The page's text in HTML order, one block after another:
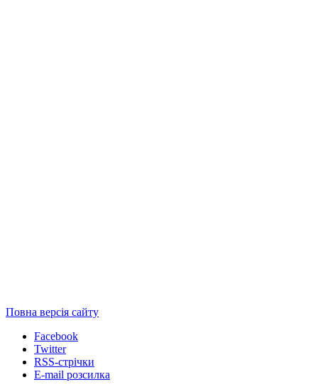
Повна версія сайту
Facebook
Twitter
RSS-стрічки
E-mail розсилка